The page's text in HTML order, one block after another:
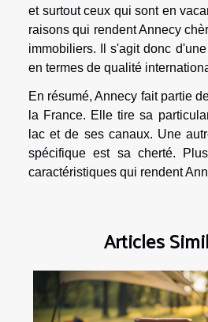
et surtout ceux qui sont en
raisons qui rendent Annecy
immobiliers. Il s'agit donc
en termes de qualité
En résumé, Annecy fait partie
la France. Elle tire sa
lac et de ses canaux. Une
spécifique est sa cherté.
caractéristiques qui rendent
Articles